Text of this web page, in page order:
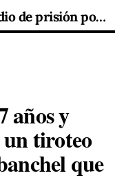
Condenados a 27 y 17 años y medio de prisión por un tiroteo entre clanes en Carabanchel que dejó un muerto
años y
tiroteo
que